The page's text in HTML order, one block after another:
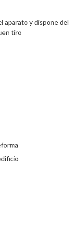
aparato y dispone del
tiro